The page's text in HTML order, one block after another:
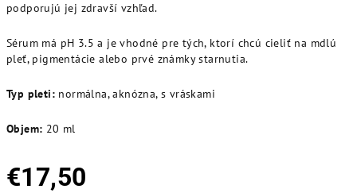
podporujú jej zdravší vzhľad.
Sérum má pH 3.5 a je vhodné pre tých, ktorí chcú cieliť na mdlú
pleť, pigmentácie alebo prvé známky starnutia.
Typ pleti: normálna, aknózna, s vráskami
Objem: 20 ml
€17,50